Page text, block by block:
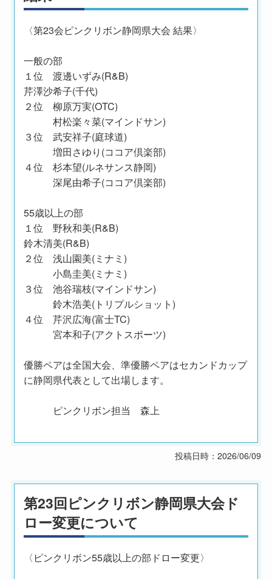
〈第23会ピンクリボン静岡県大会 結果〉
一般の部
１位 渡邊いずみ(R&B)
芹澤沙希子(千代)
２位 柳原万実(OTC)
村松楽々菜(マインドサン)
３位 武安祥子(庭球道)
増田さゆり(ココア倶楽部)
４位 杉本望(ルネサンス静岡)
深尾由希子(ココア倶楽部)
55歳以上の部
１位 野秋和美(R&B)
鈴木清美(R&B)
２位 浅山園美(ミナミ)
小島圭美(ミナミ)
３位 池谷瑞枝(マインドサン)
鈴木浩美(トリプルショット)
４位 芹沢広海(富士TC)
宮本和子(アクトスポーツ)
優勝ペアは全国大会、準優勝ペアはセカンドカップ
に静岡県代表として出場します。
ピンクリボン担当 森上
投稿日時：2026/06/09
第23回ピンクリボン静岡県大会ド
ロー変更について
〈ピンクリボン55歳以上の部ドロー変更〉